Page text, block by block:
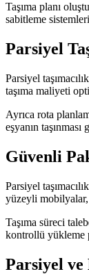
Taşıma planı
sabitleme
Parsiyel
Parsiyel
taşıma maliyeti
Ayrıca rota
eşyanın
Güvenli
Parsiyel
yüzeyli
Taşıma süreci
kontrollü yükleme
Parsiyel